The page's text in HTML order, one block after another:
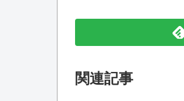
関連記事